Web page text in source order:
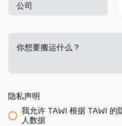
公司
你想要搬运什么？
隐私声明
我允许 TAWI 根据 TAWI 的
人数据